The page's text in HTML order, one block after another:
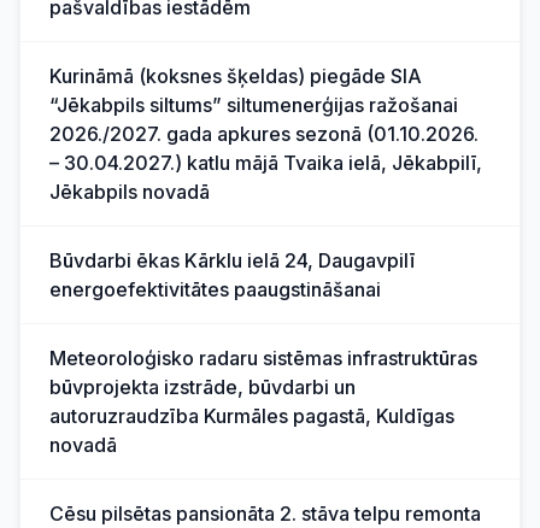
pašvaldības iestādēm
Kurināmā (koksnes šķeldas) piegāde SIA
“Jēkabpils siltums” siltumenerģijas ražošanai
2026./2027. gada apkures sezonā (01.10.2026.
– 30.04.2027.) katlu mājā Tvaika ielā, Jēkabpilī,
Jēkabpils novadā
Būvdarbi ēkas Kārklu ielā 24, Daugavpilī
energoefektivitātes paaugstināšanai
Meteoroloģisko radaru sistēmas infrastruktūras
būvprojekta izstrāde, būvdarbi un
autoruzraudzība Kurmāles pagastā, Kuldīgas
novadā
Cēsu pilsētas pansionāta 2. stāva telpu remonta